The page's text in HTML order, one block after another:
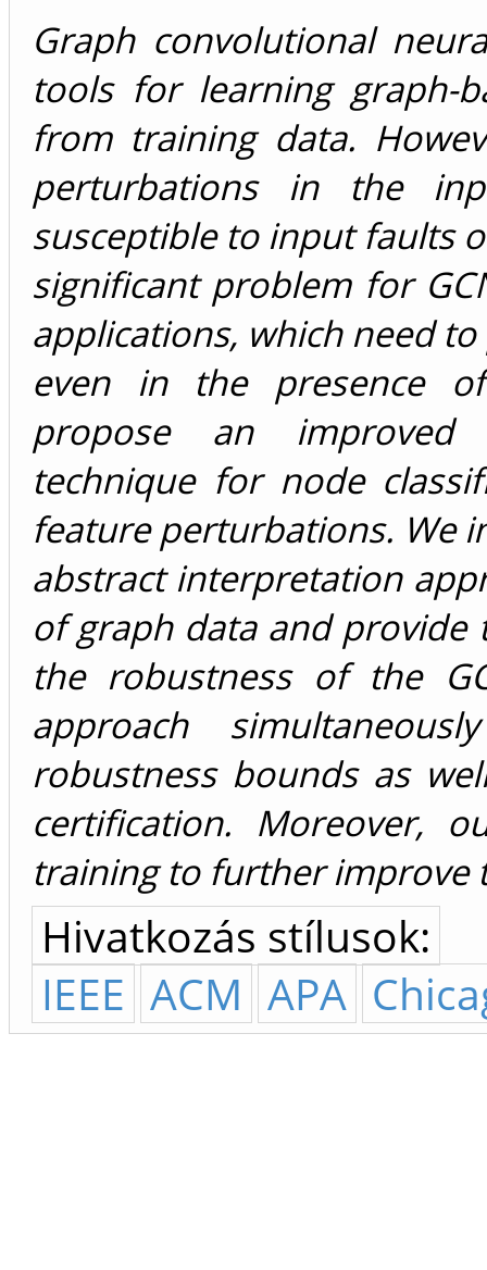
Graph convolutional
tools for learning graph-
from training data.
perturbations in the
susceptible to input faults
significant problem for
applications, which need
even in the presence
propose an improved
technique for node
feature perturbations. We
abstract interpretation
of graph data and
the robustness of the
approach
robustness bounds as
certification. Moreover,
training to further improve
Hivatkozás stílusok:
IEEE ACM APA